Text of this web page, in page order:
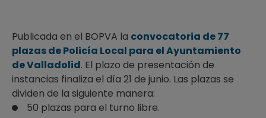
Publicada en el BOPVA la convocatoria de 77
plazas de Policía Local para el Ayuntamiento
de Valladolid. El plazo de presentación de
instancias finaliza el día 21 de junio. Las plazas se
dividen de la siguiente manera:
50 plazas para el turno libre.